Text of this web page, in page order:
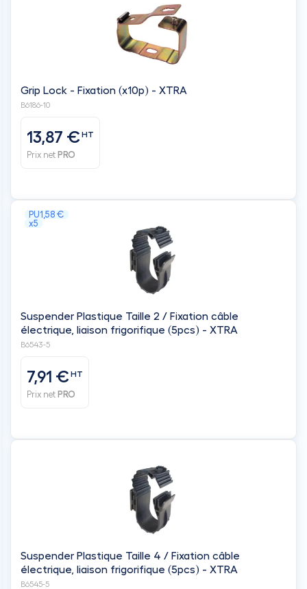
Grip Lock - Fixation (x10p) - XTRA
B6186-10
13,87 €HT
Prix net PRO
PU1,58 €
x5
Suspender Plastique Taille 2 / Fixation câble
électrique, liaison frigorifique (5pcs) - XTRA
B6543-5
7,91 €HT
Prix net PRO
Suspender Plastique Taille 4 / Fixation câble
électrique, liaison frigorifique (5pcs) - XTRA
B6545-5